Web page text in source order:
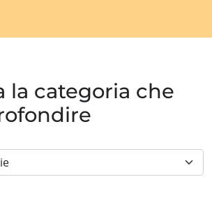
la categoria che